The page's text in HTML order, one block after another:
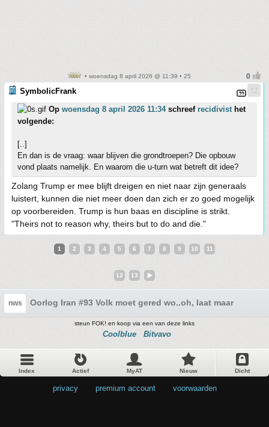
• woensdag 8 april 2026 @ 11:39 • 25
SymbolicFrank
Op woensdag 8 april 2026 11:34schreef recidivisthet
volgende:
[..]
En dan is de vraag: waar blijven die grondtroepen? Die opbouw
vond plaats namelijk. En waarom die u-turn wat betreft dit idee?
Zolang Trump er mee blijft dreigen en niet naar zijn generaals
luistert, kunnen die niet meer doen dan zich er zo goed mogelijk
op voorbereiden. Trump is hun baas en discipline is strikt.
"Theirs not to reason why, theirs but to do and die."
1 2 3 4 5 6 7 8 9 10 11
12 13
nws Oorlog Iran #93 Volk moet gered wo..oh, laat maar
steun FOK! en koop via een van deze links
Coolblue Bitvavo
Index Actief MyAT Nieuw Dicht
privacy premium account voorwaarden